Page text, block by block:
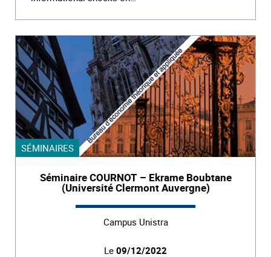
SÉMINAIRES
Séminaire COURNOT – Ekrame Boubtane
(Université Clermont Auvergne)
Campus Unistra
Le 09/12/2022